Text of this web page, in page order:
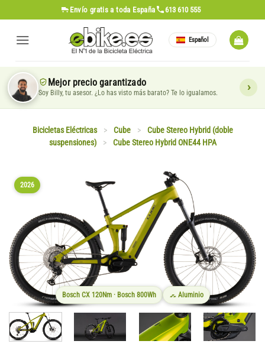
al
contenido
Envío gratis a toda España 613 610 555
Español
Mejor precio garantizado
Soy Billy, tu asesor. ¿Lo has visto más barato? Te lo igualamos.
Bicicletas Eléctricas > Cube >
Cube Stereo Hybrid (doble
suspensiones)
> Cube Stereo Hybrid ONE44 HPA
2026
Bosch CX 120Nm · Bosch 800Wh Aluminio